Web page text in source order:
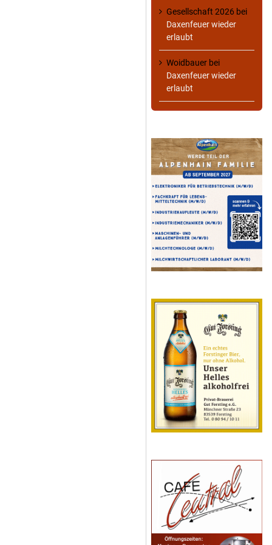
Gesellschaft 2026 bei
Daxenfeuer wieder
erlaubt
Woidbauer bei
Daxenfeuer wieder
erlaubt